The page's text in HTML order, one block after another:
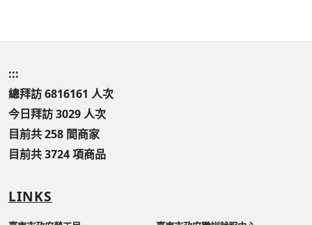
:::
總拜訪 6816161 人次
今日拜訪 3029 人次
目前共 258 間商家
目前共 3724 項商品
LINKS